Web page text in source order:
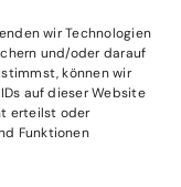
wir Technologien
und/oder darauf
können wir
auf dieser Website
erteilst oder
Funktionen
de